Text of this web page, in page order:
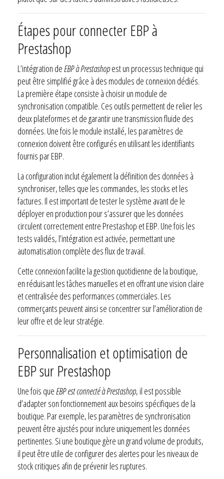
Étapes pour connecter EBP à
Prestashop
L’intégration deEBP à Prestashopest un processus technique qui
peut être simplifié grâce à des modules de connexion dédiés.
La première étape consiste à choisir un module de
synchronisation compatible. Ces outils permettent de relier les
deux plateformes et de garantir une transmission fluide des
données. Une fois le module installé, les paramètres de
connexion doivent être configurés en utilisant les identifiants
fournis par EBP.
La configuration inclut également la définition des données à
synchroniser, telles que les commandes, les stocks et les
factures. Il est important de tester le système avant de le
déployer en production pour s’assurer que les données
circulent correctement entre Prestashop et EBP. Une fois les
tests validés, l’intégration est activée, permettant une
automatisation complète des flux de travail.
Cette connexion facilite la gestion quotidienne de la boutique,
en réduisant les tâches manuelles et en offrant une vision claire
et centralisée des performances commerciales. Les
commerçants peuvent ainsi se concentrer sur l’amélioration de
leur offre et de leur stratégie.
Personnalisation et optimisation de
EBP sur Prestashop
Une fois queEBP est connecté à Prestashop, il est possible
d’adapter son fonctionnement aux besoins spécifiques de la
boutique. Par exemple, les paramètres de synchronisation
peuvent être ajustés pour inclure uniquement les données
pertinentes. Si une boutique gère un grand volume de produits,
il peut être utile de configurer des alertes pour les niveaux de
stock critiques afin de prévenir les ruptures.